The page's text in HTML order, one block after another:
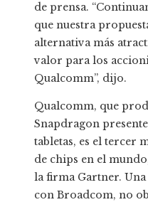
de prensa.
que nuestra
alternativa más
valor para los
Qualcomm”, dijo.
Qualcomm, que
Snapdragon
tabletas, es el tercer
de chips en el
la firma Gartner.
con Broadcom, no